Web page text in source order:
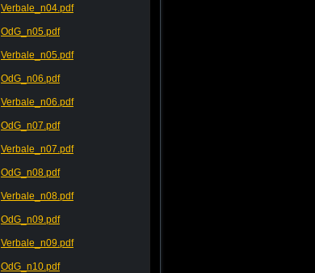
Verbale_n04.pdf
OdG_n05.pdf
Verbale_n05.pdf
OdG_n06.pdf
Verbale_n06.pdf
OdG_n07.pdf
Verbale_n07.pdf
OdG_n08.pdf
Verbale_n08.pdf
OdG_n09.pdf
Verbale_n09.pdf
OdG_n10.pdf